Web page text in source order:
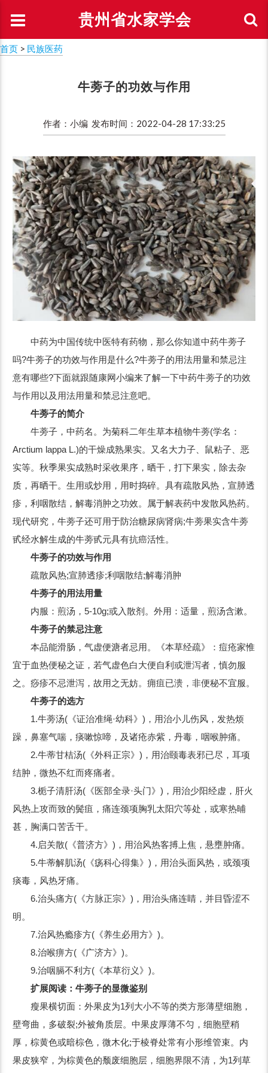
贵州省水家学会
首页 > 民族医药
牛蒡子的功效与作用
作者：小编 发布时间：2022-04-28 17:33:25
中药为中国传统中医特有药物，那么你知道中药牛蒡子
吗?牛蒡子的功效与作用是什么?牛蒡子的用法用量和禁忌注
意有哪些?下面就跟随康网小编来了解一下中药牛蒡子的功效
与作用以及用法用量和禁忌注意吧。
牛蒡子的简介
牛蒡子，中药名。为菊科二年生草本植物牛蒡(学名：
Arctium lappa L.)的干燥成熟果实。又名大力子、鼠粘子、恶
实等。秋季果实成熟时采收果序，晒干，打下果实，除去杂
质，再晒干。生用或炒用，用时捣碎。具有疏散风热，宣肺透
疹，利咽散结，解毒消肿之功效。属于解表药中发散风热药。
现代研究，牛蒡子还可用于防治糖尿病肾病;牛蒡果实含牛蒡
甙经水解生成的牛蒡甙元具有抗癌活性。
牛蒡子的功效与作用
疏散风热;宣肺透疹;利咽散结;解毒消肿
牛蒡子的用法用量
内服：煎汤，5-10g;或入散剂。外用：适量，煎汤含漱。
牛蒡子的禁忌注意
本品能滑肠，气虚便溏者忌用。《本草经疏》：痘疮家惟
宜于血热便秘之证，若气虚色白大便自利或泄泻者，慎勿服
之。痧疹不忌泄泻，故用之无妨。痈疽已溃，非便秘不宜服。
牛蒡子的选方
1.牛蒡汤(《证治准绳·幼科》)，用治小儿伤风，发热烦
躁，鼻塞气喘，痰嗽惊啼，及诸疮赤紫，丹毒，咽喉肿痛。
2.牛蒂甘桔汤(《外科正宗》)，用治颐毒表邪已尽，耳项
结肿，微热不红而疼痛者。
3.栀子清肝汤(《医部全录·头门》)，用治少阳经虚，肝火
风热上攻而致的鬓疽，痛连颈项胸乳太阳穴等处，或寒热晡
甚，胸满口苦舌干。
4.启关散(《普济方》)，用治风热客搏上焦，悬壅肿痛。
5.牛蒂解肌汤(《疡科心得集》)，用治头面风热，或颈项
痰毒，风热牙痛。
6.治头痛方(《方脉正宗》)，用治头痛连睛，并目昏涩不
明。
7.治风热瘾疹方(《养生必用方》)。
8.治喉痹方(《广济方》)。
9.治咽膈不利方(《本草衍义》)。
扩展阅读：牛蒡子的显微鉴别
瘦果横切面：外果皮为1列大小不等的类方形薄壁细胞，
壁弯曲，多破裂;外被角质层。中果皮厚薄不匀，细胞壁稍
厚，棕黄色或暗棕色，微木化;于棱脊处常有小形维管束。内
果皮狭窄，为棕黄色的颓废细胞层，细胞界限不清，为1列草